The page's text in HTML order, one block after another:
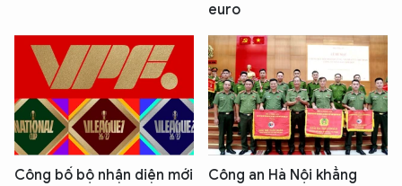
euro
Công bố bộ nhận diện mới
Công an Hà Nội khẳng